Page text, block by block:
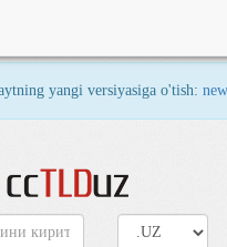
yangi versiyasiga o'tish: